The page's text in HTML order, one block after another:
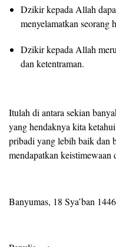
Dzikir kepada Allah
menyelamatkan seorang
Dzikir kepada Allah
dan ketentraman.
Itulah di antara sekian
yang hendaknya kita
pribadi yang lebih baik dan
mendapatkan keistimewaan
Banyumas, 18 Sya’ban